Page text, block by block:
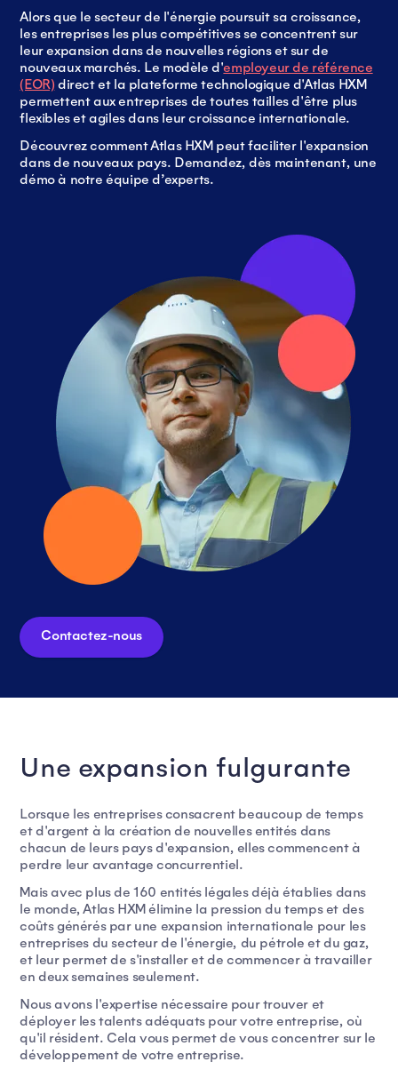
Alors que le secteur de l'énergie poursuit sa croissance,
les entreprises les plus compétitives se concentrent sur
leur expansion dans de nouvelles régions et sur de
nouveaux marchés. Le modèle d'employeur de référence
(EOR) direct et la plateforme technologique d'Atlas HXM
permettent aux entreprises de toutes tailles d'être plus
flexibles et agiles dans leur croissance internationale.
Découvrez comment Atlas HXM peut faciliter l'expansion
dans de nouveaux pays. Demandez, dès maintenant, une
démo à notre équipe d’experts.
Contactez-nous
Une expansion fulgurante
Lorsque les entreprises consacrent beaucoup de temps
et d'argent à la création de nouvelles entités dans
chacun de leurs pays d'expansion, elles commencent à
perdre leur avantage concurrentiel.
Mais avec plus de 160 entités légales déjà établies dans
le monde, Atlas HXM élimine la pression du temps et des
coûts générés par une expansion internationale pour les
entreprises du secteur de l'énergie, du pétrole et du gaz,
et leur permet de s'installer et de commencer à travailler
en deux semaines seulement.
Nous avons l'expertise nécessaire pour trouver et
déployer les talents adéquats pour votre entreprise, où
qu'il résident. Cela vous permet de vous concentrer sur le
développement de votre entreprise.